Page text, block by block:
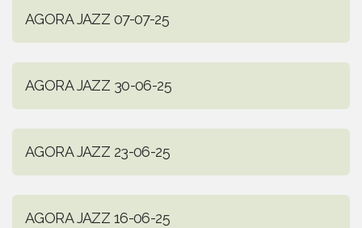
AGORA JAZZ 07-07-25
AGORA JAZZ 30-06-25
AGORA JAZZ 23-06-25
AGORA JAZZ 16-06-25